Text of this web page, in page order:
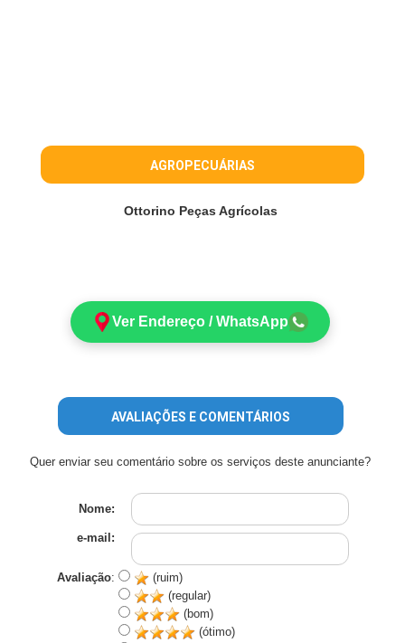
AGROPECUÁRIAS
Ottorino Peças Agrícolas
Ver Endereço / WhatsApp
AVALIAÇÕES E COMENTÁRIOS
Quer enviar seu comentário sobre os serviços deste anunciante?
Nome:
e-mail:
Avaliação:
(ruim)
(regular)
(bom)
(ótimo)